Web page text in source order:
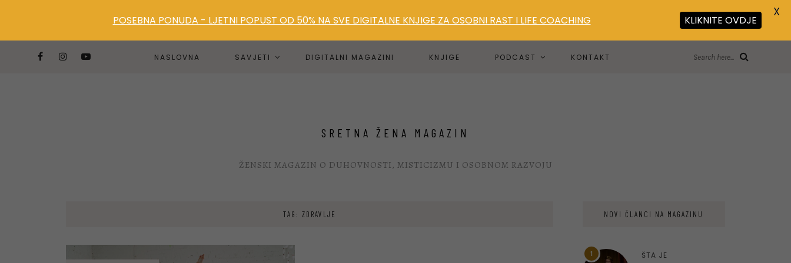
NASLOVNA SAVJETI DIGITALNI MAGAZINI KNJIGE PODCAST KONTAKT Search here...
SRETNA ŽENA MAGAZIN
ŽENSKI MAGAZIN O DUHOVNOSTI, MISTICIZMU I OSOBNOM RAZVOJU
TAG: ZDRAVLJE NOVI ČLANCI NA MAGAZINU
1 ŠTA JE
POSEBNA PONUDA - LJETNI POPUST OD 50% NA SVE DIGITALNE KNJIGE ZA OSOBNI RAST I LIFE COACHING KLIKNITE OVDJE
X